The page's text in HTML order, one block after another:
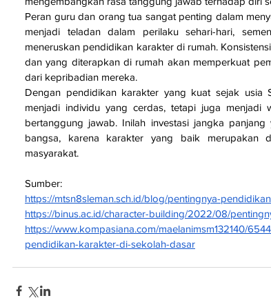
Peran guru dan orang tua sangat penting dalam
menjadi teladan dalam perilaku sehari-hari,
meneruskan pendidikan karakter di rumah.
dan yang diterapkan di rumah akan memperkuat
dari kepribadian mereka.
Dengan pendidikan karakter yang kuat sejak usia
menjadi individu yang cerdas, tetapi juga menjadi
bertanggung jawab. Inilah investasi jangka
bangsa, karena karakter yang baik merupakan
masyarakat.
Sumber:
https://mtsn8sleman.sch.id/blog/pentingnya-
https://binus.ac.id/character-building/2022/08/
https://www.kompasiana.com/maelanimsm132140/
pendidikan-karakter-di-sekolah-dasar